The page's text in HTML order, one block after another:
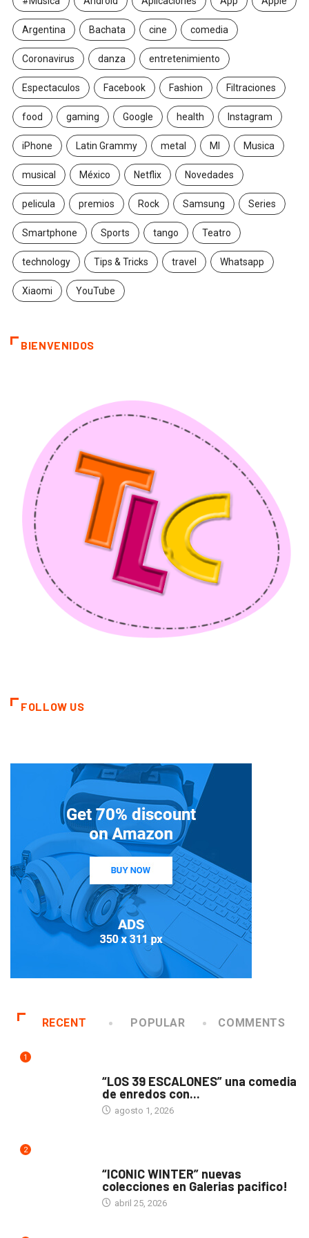
Argentina Bachata cine comedia
Coronavirus danza entretenimiento
Espectaculos Facebook Fashion Filtraciones
food gaming Google health Instagram
iPhone Latin Grammy metal MI Musica
musical México Netflix Novedades
pelicula premios Rock Samsung Series
Smartphone Sports tango Teatro
technology Tips & Tricks travel Whatsapp
Xiaomi YouTube
BIENVENIDOS
FOLLOW US
RECENT POPULAR COMMENTS
1
“LOS 39 ESCALONES” una comedia
de enredos con...
agosto 1, 2026
2
“ICONIC WINTER” nuevas
colecciones en Galerias pacifico!
abril 25, 2026